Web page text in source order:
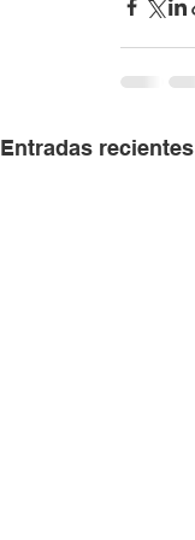
Entradas recientes